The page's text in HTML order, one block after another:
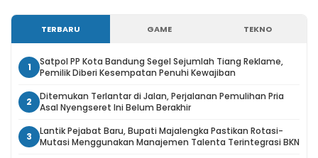
TERBARU GAME TEKNO
1
Satpol PP Kota Bandung Segel Sejumlah Tiang Reklame,
Pemilik Diberi Kesempatan Penuhi Kewajiban
2
Ditemukan Terlantar di Jalan, Perjalanan Pemulihan Pria
Asal Nyengseret Ini Belum Berakhir
3
Lantik Pejabat Baru, Bupati Majalengka Pastikan Rotasi-
Mutasi Menggunakan Manajemen Talenta Terintegrasi BKN